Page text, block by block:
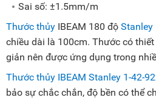
Sai số: ±1.5mm/m
Thước thủy IBEAM 180 độ Stanley
chiều dài là 100cm. Thước có
giản nên được ứng dụng trong
Thước thủy IBEAM Stanley 1-42-
bảo sự chắc chắn, độ bền có thể